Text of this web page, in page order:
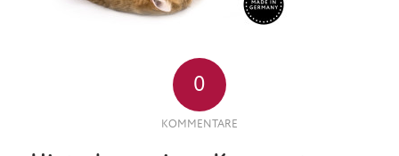
0
KOMMENTARE